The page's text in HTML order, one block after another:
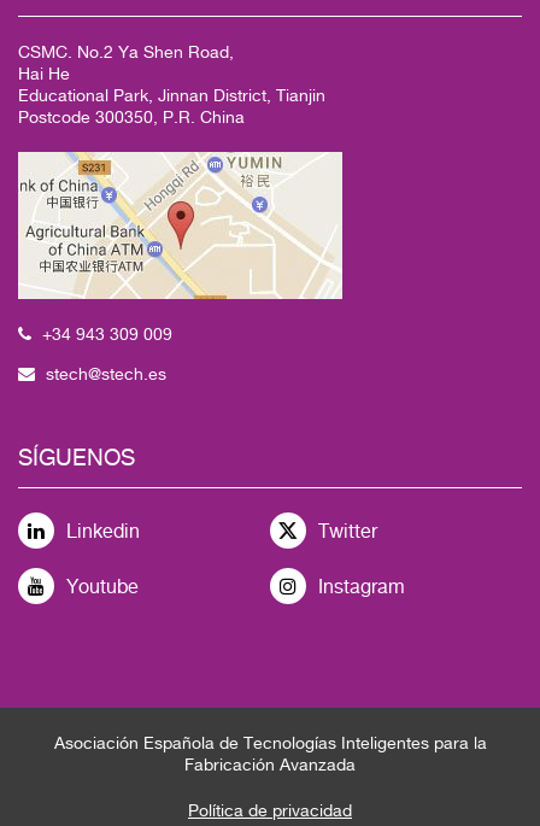
CSMC. No.2 Ya Shen Road,
Hai He
Educational Park, Jinnan District, Tianjin
Postcode 300350, P.R. China
+34 943 309 009
stech@stech.es
SÍGUENOS
Linkedin Twitter
Youtube Instagram
Asociación Española de Tecnologías Inteligentes para la
Fabricación Avanzada
Política de privacidad